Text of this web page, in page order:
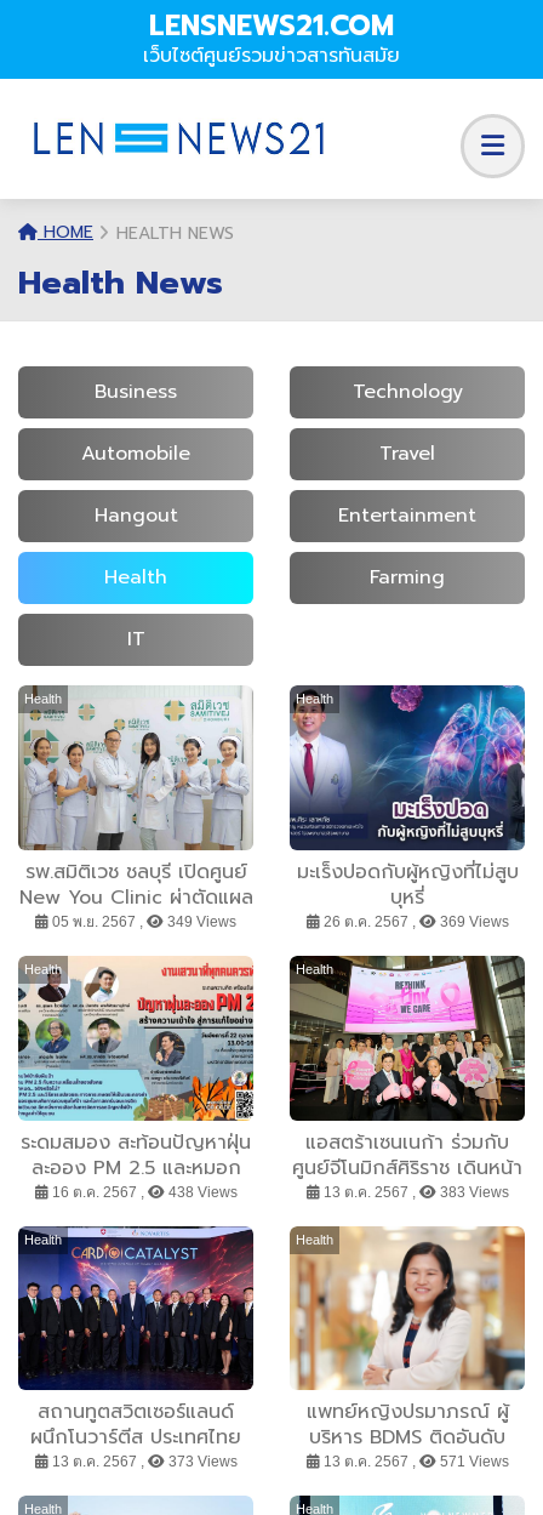
LENSNEWS21.COM
เว็บไซต์ศูนย์รวมข่าวสารทันสมัย
HOME HEALTH NEWS
Health News
Business Technology
Automobile Travel
Hangout Entertainment
Health Farming
IT
Health
รพ.สมิติเวช ชลบุรี เปิดศูนย์
New You Clinic ผ่าตัดแผล
เล็ก ลดเสี่ยง ฟื้นตัวเร็ว
05 พ.ย. 2567 , 349 Views
Health
มะเร็งปอดกับผู้หญิงที่ไม่สูบ
บุหรี่
26 ต.ค. 2567 , 369 Views
Health
ระดมสมอง สะท้อนปัญหาฝุ่น
ละออง PM 2.5 และหมอก
ควัน ร่วมหาแนวทางแก้ไขที่
16 ต.ค. 2567 , 438 Views
Health
แอสตร้าเซนเนก้า ร่วมกับ
ศูนย์จีโนมิกส์ศิริราช เดินหน้า
จัดงาน ”Rethink Pink We
ห่วงใยผู้หญิงไทย ห่างไกล
มะเร็งเต้านม
13 ต.ค. 2567 , 383 Views
Health
สถานทูตสวิตเซอร์แลนด์
ผนึกโนวาร์ตีส ประเทศไทย
จัดเวทีมุ่งเน้น ขับเคลื่อนการ
ดูแลรักษาโรคหัวใจ ในงาน
13 ต.ค. 2567 , 373 Views
Health
แพทย์หญิงปรมาภรณ์ ผู้
บริหาร BDMS ติดอันดับ
100 สตรีผู้ทรงอิทธิพลแห่ง
เอเชีย
13 ต.ค. 2567 , 571 Views
Health Health